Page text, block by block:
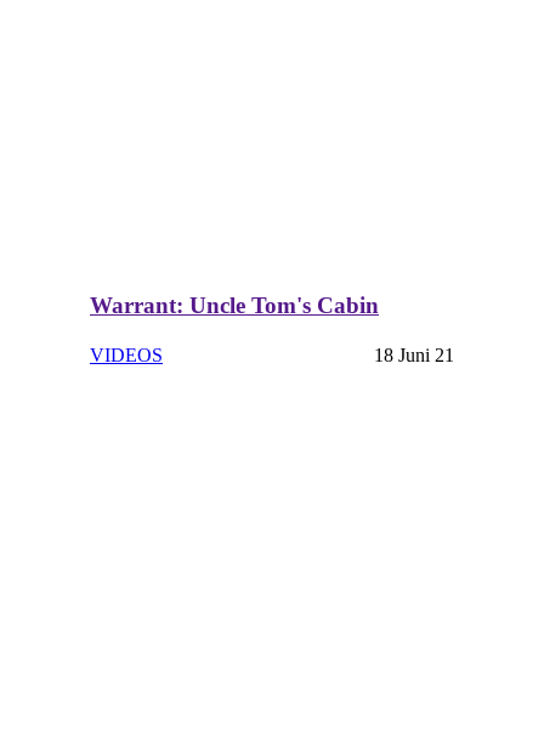
Warrant: Uncle Tom's Cabin
VIDEOS 18 Juni 21